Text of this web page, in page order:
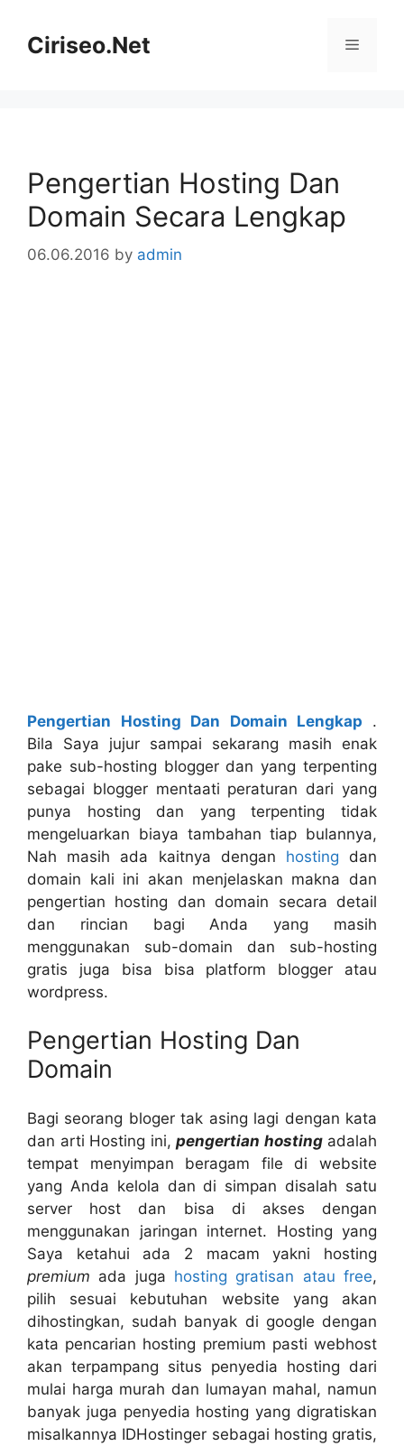
contentCiriseo.Net Menu
Pengertian Hosting Dan
Domain Secara Lengkap
06.06.2016 by admin
Pengertian Hosting Dan Domain Lengkap
.
Bila Saya jujur sampai sekarang masih enak
pake sub-hosting blogger dan yang terpenting
sebagai blogger mentaati peraturan dari yang
punya hosting dan yang terpenting tidak
mengeluarkan biaya tambahan tiap bulannya,
Nah masih ada kaitnya dengan hosting dan
domain kali ini akan menjelaskan makna dan
pengertian hosting dan domain secara detail
dan rincian bagi Anda yang masih
menggunakan sub-domain dan sub-hosting
gratis juga bisa bisa platform blogger atau
wordpress.
Pengertian Hosting Dan
Domain
Bagi seorang bloger tak asing lagi dengan kata
dan arti Hosting ini, pengertian hostingadalah
tempat menyimpan beragam file di website
yang Anda kelola dan di simpan disalah satu
server host dan bisa di akses dengan
menggunakan jaringan internet. Hosting yang
Saya ketahui ada 2 macam yakni hosting
premium ada juga hosting gratisan atau free,
pilih sesuai kebutuhan website yang akan
dihostingkan, sudah banyak di google dengan
kata pencarian hosting premium pasti webhost
akan terpampang situs penyedia hosting dari
mulai harga murah dan lumayan mahal, namun
banyak juga penyedia hosting yang digratiskan
misalkannya IDHostinger sebagai hosting gratis,